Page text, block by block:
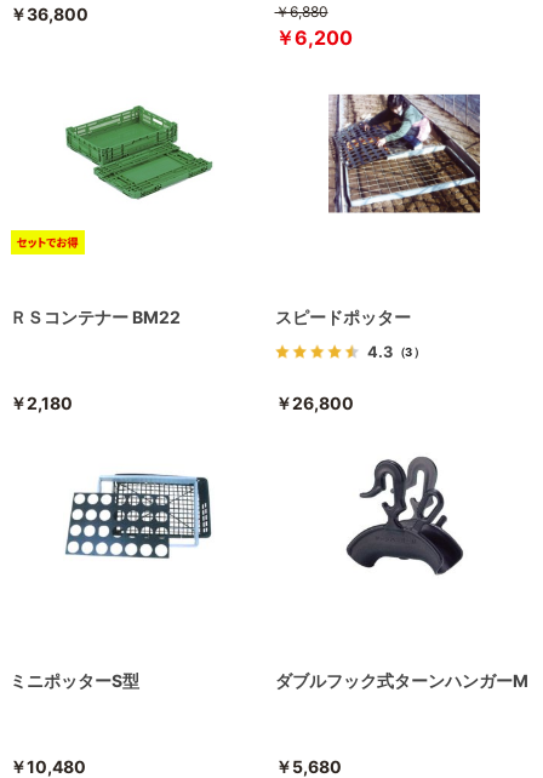
￥36,800 ￥6,880
￥6,200
ＲＳコンテナー BM22
￥2,180
スピードポッター
4.3 （3）
￥26,800
ミニポッターS型
￥10,480
ダブルフック式ターンハンガーM
￥5,680